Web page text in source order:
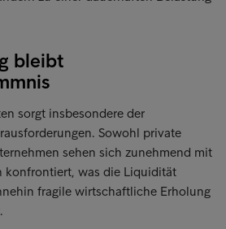
bleibt
sorgt insbesondere der
Sowohl private
sehen sich zunehmend mit
konfrontiert, was die Liquidität
fragile wirtschaftliche Erholung